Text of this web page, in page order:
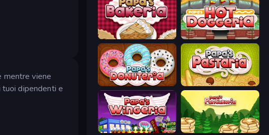
mentre viene
dipendenti e
Papa's Bakeria Papa's Hot Doggeria
Papa's Donuteria Papa's Pastaria
Papa's Wingeria Papa's Pancakeria